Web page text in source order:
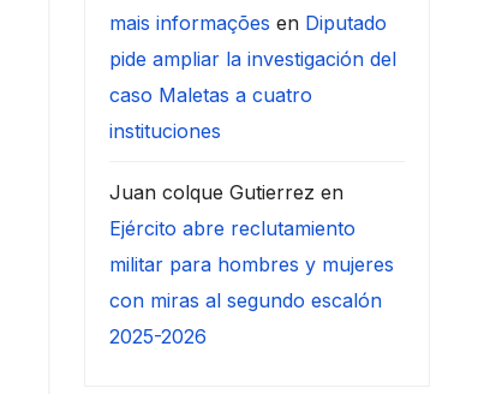
mais informações en Diputado
pide ampliar la investigación del
caso Maletas a cuatro
instituciones
Juan colque Gutierrez en
Ejército abre reclutamiento
militar para hombres y mujeres
con miras al segundo escalón
2025-2026